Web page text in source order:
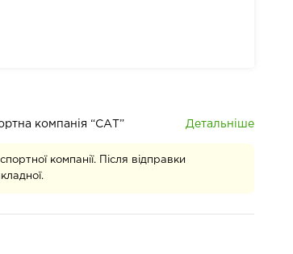
компанія “САТ” Детальніше
компанії. Після відправки